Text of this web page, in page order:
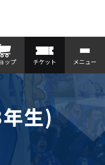
ップ チケット メニュー
生)